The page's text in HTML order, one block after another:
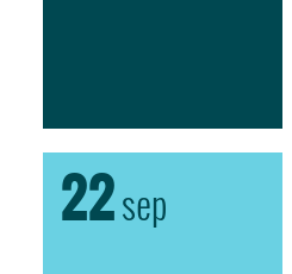
22sep